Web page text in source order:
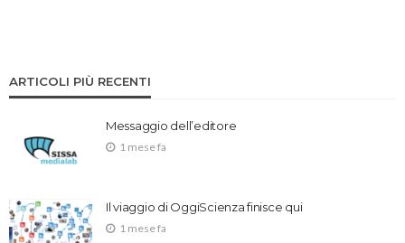
ARTICOLI PIÙ RECENTI
Messaggio dell’editore
1 mese fa
Il viaggio di OggiScienza finisce qui
1 mese fa